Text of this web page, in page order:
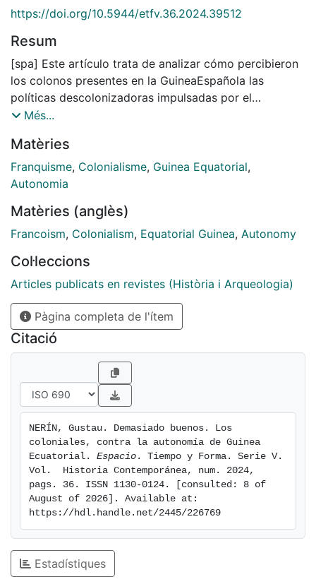
https://doi.org/10.5944/etfv.36.2024.39512
Resum
[spa] Este artículo trata de analizar cómo percibieron
los colonos presentes en la GuineaEspañola las
políticas descolonizadoras impulsadas por el
franquismo. A travésde la consulta de fuentes
tratade verificar la credibilidad del discurso colonial
franquista entre los colonos, entre1963 y 1968, así
como sus objeciones respecto a la Autonomía. En
hubo plena confianza en la supuestahermandad
hispano-guineana proclamada por las instituciones.
precipitación de la independencia, pero tambiéna lo
que se consideraba «excesiva» bondad de las
políticas coloniales.
[eng] This article tries to analyse how colonialists
present in Guinea perceived the decolonization
policies promoted by the Franco regime. Through the
consultation of primary bibliographic sources, press
and archives, the aim is to verify the credibility of
Franco’s colonial discourse among the colonists
between 1963 and 1968, as well as their objections to
autonomy. In the colonialist circles of Spanish Guinea
there never was full confidence in the supposed
Spanish-Guinean brotherhood proclaimed by the
institutions. On the contrary: there was severe criticism
of the supposed haste of independence, but also of
what was considered «excessive» goodness of
colonial policies.
Més...
Matèries
Franquisme, Colonialisme, Guinea Equatorial,
Autonomia
Matèries (anglès)
Francoism, Colonialism, Equatorial Guinea, Autonomy
Col·leccions
Articles publicats en revistes (Història i Arqueologia)
Pàgina completa de l'ítem
Citació
NERÍN, Gustau. Demasiado buenos. Los
coloniales, contra la autonomía de Guinea
Ecuatorial. Espacio . Tiempo y Forma. Serie V.
Vol.  Historia Contemporánea, num. 2024,
pags. 36. ISSN 1130-0124. [consulted: 8 of
August of 2026]. Available at:
https://hdl.handle.net/2445/226769
Estadístiques